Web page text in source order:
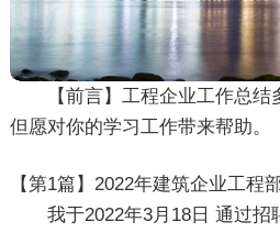
【前言】工程企业工作总
但愿对你的学习工作带来帮助。
【第1篇】2022年建筑企业工程
我于2022年3月18日 通过招